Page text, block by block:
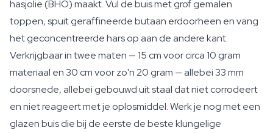
hasjolie (BHO) maakt. Vul de buis met grof gemalen
toppen, spuit geraffineerde butaan erdoorheen en vang
het geconcentreerde hars op aan de andere kant.
Verkrijgbaar in twee maten — 15 cm voor circa 10 gram
materiaal en 30 cm voor zo'n 20 gram — allebei 33 mm
doorsnede, allebei gebouwd uit staal dat niet corrodeert
en niet reageert met je oplosmiddel. Werk je nog met een
glazen buis die bij de eerste de beste klungelige